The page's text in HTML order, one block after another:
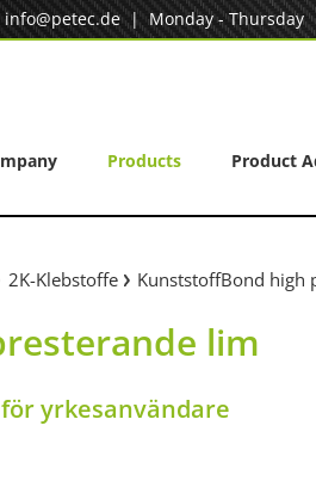
info@petec.de| Monday - Thursday
Products Product
2K-Klebstoffe KunststoffBond high
lim
yrkesanvändare